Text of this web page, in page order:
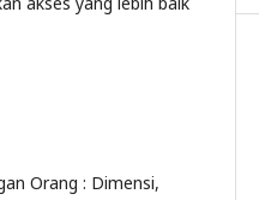
Orang : Dimensi,